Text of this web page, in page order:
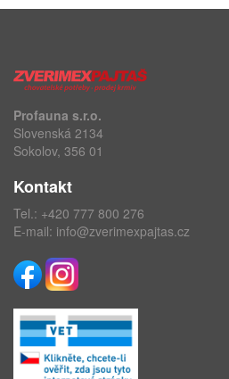
Profauna s.r.o.
Slovenská 2134
Sokolov, 356 01
Kontakt
Tel.: +420 777 800 276
E-mail: info@zverimexpajtas.cz